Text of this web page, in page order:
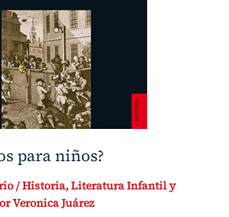
para niños?
/Historia,Literatura Infantil y
Veronica Juárez